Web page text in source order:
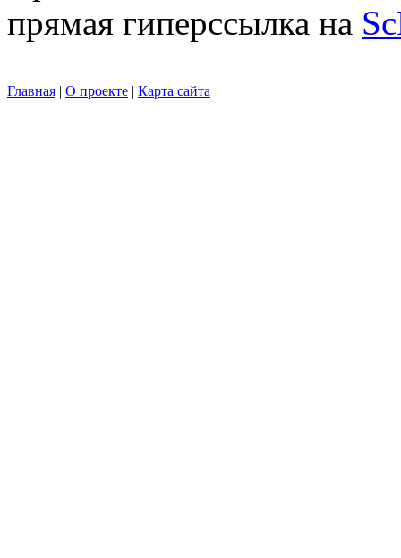
прямая гиперссылка на
Главная | О проекте | Карта сайта